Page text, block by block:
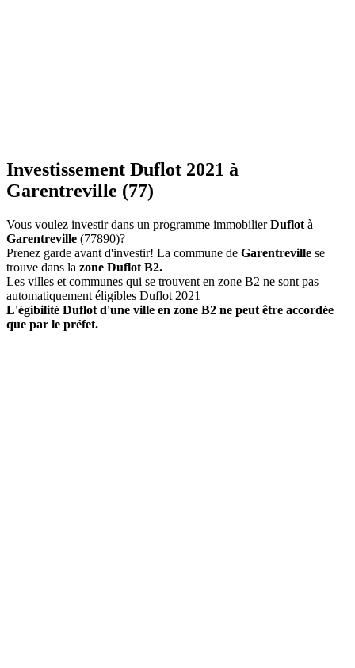
Investissement Duflot 2021 à
Garentreville (77)
Vous voulez investir dans un programme immobilierDuflot à
Garentreville (77890)?
Prenez garde avant d'investir! La commune de Garentreville se
trouve dans la zone Duflot B2.
Les villes et communes qui se trouvent en zone B2 ne sont pas
automatiquement éligibles Duflot 2021
L'égibilité Duflot d'une ville en zone B2 ne peut être accordée
que par le préfet.